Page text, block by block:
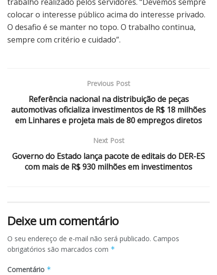
colocar o interesse público acima do interesse privado.
O desafio é se manter no topo. O trabalho continua,
sempre com critério e cuidado”.
Previous Post
Referência nacional na distribuição de peças
automotivas oficializa investimentos de R$ 18 milhões
em Linhares e projeta mais de 80 empregos diretos
Next Post
Governo do Estado lança pacote de editais do DER-ES
com mais de R$ 930 milhões em investimentos
Deixe um comentário
O seu endereço de e-mail não será publicado. Campos
obrigatórios são marcados com *
Comentário *